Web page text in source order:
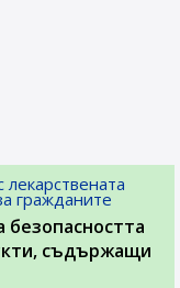
гражданите
безопасността
съдържащи